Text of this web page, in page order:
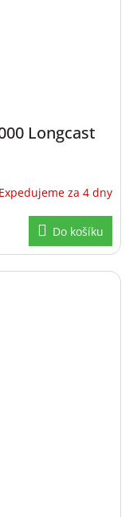
Longcast
Expedujeme za 4 dny
Do košíku